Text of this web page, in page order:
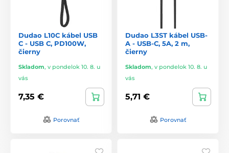
Dudao L10C kábel USB
C - USB C, PD100W,
čierny
Skladom, v pondelok 10. 8. u
vás
7,35 €
Porovnať
Dudao L3ST kábel USB-
A - USB-C, 5A, 2 m,
čierny
Skladom, v pondelok 10. 8. u
vás
5,71 €
Porovnať